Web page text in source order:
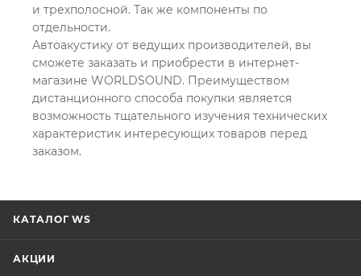
и трехполосной. Так же компоненты по
отдельности.
Автоакустику от ведущих производителей, вы
сможете заказать и приобрести в интернет-
магазине WORLDSOUND. Преимуществом
дистанционного способа покупки является
возможность тщательного изучения технических
характеристик интересующих товаров перед
заказом.
КАТАЛОГ WS
АКЦИИ